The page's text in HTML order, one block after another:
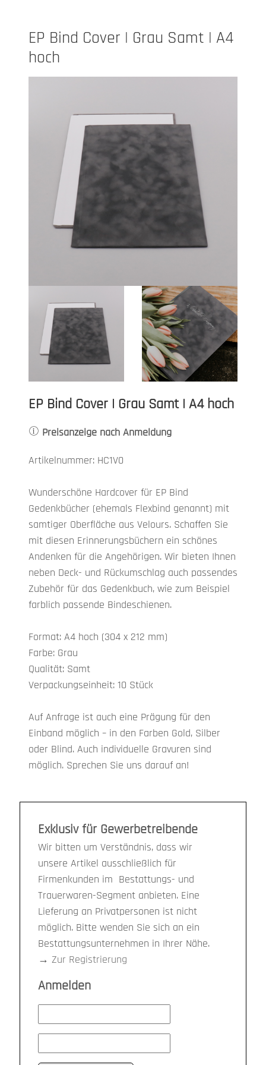
EP Bind Cover | Grau Samt | A4
hoch
EP Bind Cover | Grau Samt | A4 hoch
Preisanzeige nach Anmeldung
Artikelnummer: HC1V0
Wunderschöne Hardcover für EP Bind
Gedenkbücher (ehemals Flexbind genannt) mit
samtiger Oberfläche aus Velours. Schaffen Sie
mit diesen Erinnerungsbüchern ein schönes
Andenken für die Angehörigen. Wir bieten Ihnen
neben Deck- und Rückumschlag auch passendes
Zubehör für das Gedenkbuch, wie zum Beispiel
farblich passende Bindeschienen.
Format: A4 hoch (304 x 212 mm)
Farbe: Grau
Qualität: Samt
Verpackungseinheit: 10 Stück
Auf Anfrage ist auch eine Prägung für den
Einband möglich – in den Farben Gold, Silber
oder Blind. Auch individuelle Gravuren sind
möglich. Sprechen Sie uns darauf an!
Exklusiv für Gewerbetreibende
Wir bitten um Verständnis, dass wir
unsere Artikel ausschließlich für
Firmenkunden im Bestattungs- und
Trauerwaren-Segment anbieten. Eine
Lieferung an Privatpersonen ist nicht
möglich. Bitte wenden Sie sich an ein
Bestattungsunternehmen in Ihrer Nähe.
→ Zur Registrierung
Anmelden